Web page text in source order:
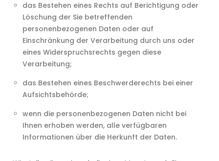
das Bestehen eines Rechts auf Berichtigung oder
Löschung der Sie betreffenden
personenbezogenen Daten oder auf
Einschränkung der Verarbeitung durch uns oder
eines Widerspruchsrechts gegen diese
Verarbeitung;
das Bestehen eines Beschwerderechts bei einer
Aufsichtsbehörde;
wenn die personenbezogenen Daten nicht bei
Ihnen erhoben werden, alle verfügbaren
Informationen über die Herkunft der Daten.